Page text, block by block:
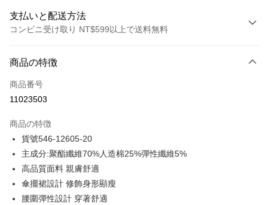
支払いと配送方法
コンビニ受け取り NT$599以上で送料無料
クレジットカード1回払い
クレジットカード分割払い
合作金庫商業銀行
華南商業銀行
上海商業儲蓄銀行
台北富邦商業銀行
国泰世華商業銀行
台湾中小企業銀行
LINE Pay
Apple Pay
JKOPAY
商品の特徴
商品番号
11023503
商品の特徴
貨號546-12605-20
主成分:聚酯纖維70%人造棉25%彈性纖維5%
高品質面料 親膚舒適
傘擺裙設計 修飾身形顯瘦
腰圍彈性設計 穿著舒適